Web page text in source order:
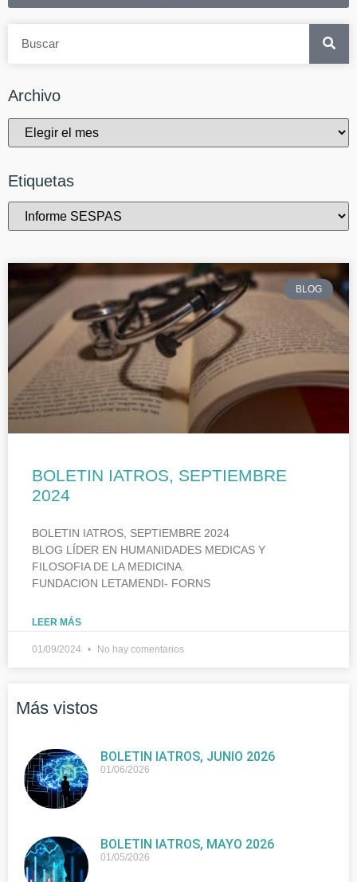
Archivo
Etiquetas
BLOG
BOLETIN IATROS, SEPTIEMBRE
2024
BOLETIN IATROS, SEPTIEMBRE 2024
BLOG LÍDER EN HUMANIDADES MEDICAS Y
FILOSOFIA DE LA MEDICINA.
FUNDACION LETAMENDI- FORNS
LEER MÁS
01/09/2024 No hay comentarios
Más vistos
BOLETIN IATROS, JUNIO 2026
01/06/2026
BOLETIN IATROS, MAYO 2026
01/05/2026